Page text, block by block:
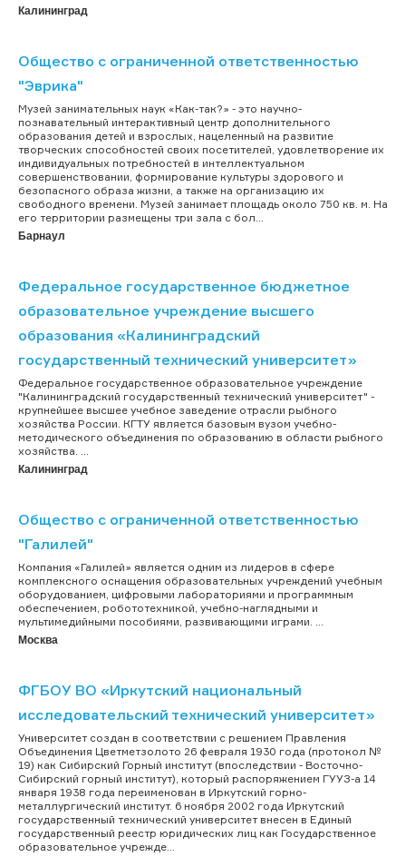
Калининград
Общество с ограниченной ответственностью
"Эврика"
Музей занимательных наук «Как-так?» - это научно-
познавательный интерактивный центр дополнительного
образования детей и взрослых, нацеленный на развитие
творческих способностей своих посетителей, удовлетворение их
индивидуальных потребностей в интеллектуальном
совершенствовании, формирование культуры здорового и
безопасного образа жизни, а также на организацию их
свободного времени. Музей занимает площадь около 750 кв. м. На
его территории размещены три зала с бол...
Барнаул
Федеральное государственное бюджетное
образовательное учреждение высшего
образования «Калининградский
государственный технический университет»
Федеральное государственное образовательное учреждение
"Калининградский государственный технический университет" -
крупнейшее высшее учебное заведение отрасли рыбного
хозяйства России. КГТУ является базовым вузом учебно-
методического объединения по образованию в области рыбного
хозяйства. ...
Калининград
Общество с ограниченной ответственностью
"Галилей"
Компания «Галилей» является одним из лидеров в сфере
комплексного оснащения образовательных учреждений учебным
оборудованием, цифровыми лабораториями и программным
обеспечением, робототехникой, учебно-наглядными и
мультимедийными пособиями, развивающими играми. ...
Москва
ФГБОУ ВО «Иркутский национальный
исследовательский технический университет»
Университет создан в соответствии с решением Правления
Объединения Цветметзолото 26 февраля 1930 года (протокол №
19) как Сибирский Горный институт (впоследствии - Восточно-
Сибирский горный институт), который распоряжением ГУУЗ-а 14
января 1938 года переименован в Иркутский горно-
металлургический институт. 6 ноября 2002 года Иркутский
государственный технический университет внесен в Единый
государственный реестр юридических лиц как Государственное
образовательное учрежде...